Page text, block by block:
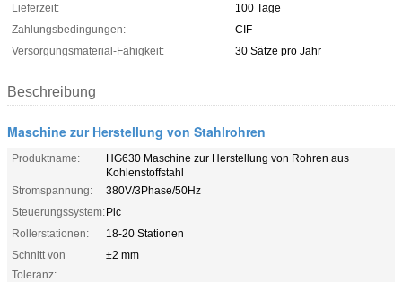
Lieferzeit:
100 Tage
Zahlungsbedingungen:
CIF
Versorgungsmaterial-Fähigkeit:
30 Sätze pro Jahr
Beschreibung
Maschine zur Herstellung von Stahlrohren
Produktname:
HG630 Maschine zur Herstellung von Rohren aus
Kohlenstoffstahl
Stromspannung:
380V/3Phase/50Hz
Steuerungssystem:Plc
Rollerstationen:
18-20 Stationen
Schnitt von
Toleranz:
±2 mm